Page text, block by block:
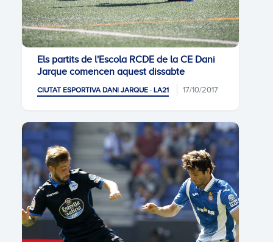
Els partits de l'Escola RCDE de la CE Dani
Jarque comencen aquest dissabte
CIUTAT ESPORTIVA DANI JARQUE · LA21 17/10/2017